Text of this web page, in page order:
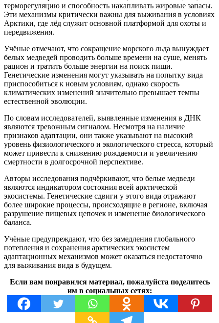
терморегуляцию и способность накапливать жировые запасы.
Эти механизмы критически важны для выживания в условиях
Арктики, где лёд служит основной платформой для охоты и
передвижения.
Учёные отмечают, что сокращение морского льда вынуждает
белых медведей проводить больше времени на суше, менять
рацион и тратить больше энергии на поиск пищи.
Генетические изменения могут указывать на попытку вида
приспособиться к новым условиям, однако скорость
климатических изменений значительно превышает темпы
естественной эволюции.
По словам исследователей, выявленные изменения в ДНК
являются тревожным сигналом. Несмотря на наличие
признаков адаптации, они также указывают на высокий
уровень физиологического и экологического стресса, который
может привести к снижению рождаемости и увеличению
смертности в долгосрочной перспективе.
Авторы исследования подчёркивают, что белые медведи
являются индикатором состояния всей арктической
экосистемы. Генетические сдвиги у этого вида отражают
более широкие процессы, происходящие в регионе, включая
разрушение пищевых цепочек и изменение биологического
баланса.
Учёные предупреждают, что без замедления глобального
потепления и сохранения арктических экосистем
адаптационных механизмов может оказаться недостаточно
для выживания вида в будущем.
Если вам понравился материал, пожалуйста поделитесь
им в социальных сетях: